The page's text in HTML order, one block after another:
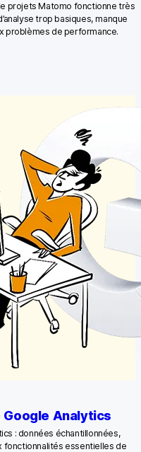
projets Matomo fonctionne très
trop basiques, manque
problèmes de performance.
Analytics
: données échantillonnées,
fonctionnalités essentielles de